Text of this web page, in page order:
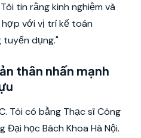
tin rằng kinh nghiệm và
hợp với vị trí kế toán
dụng."
thân nhấn mạnh
Tôi có bằng Thạc sĩ Công
học Bách Khoa Hà Nội.